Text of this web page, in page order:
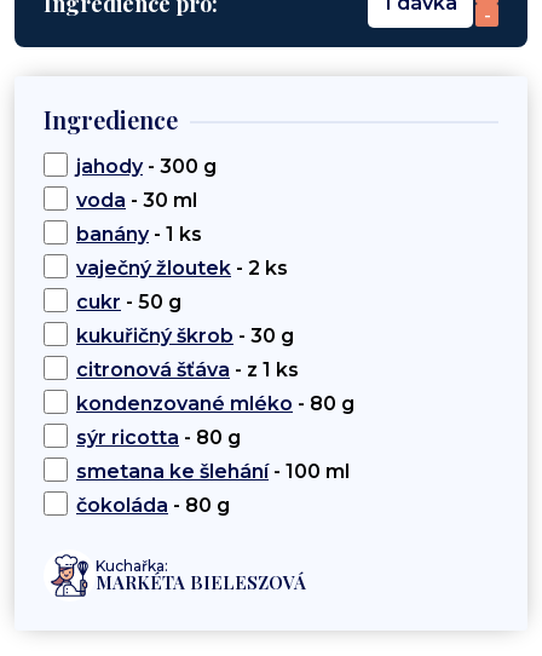
-
Ingredience
jahody- 300 g
voda - 30 ml
banány- 1 ks
vaječný žloutek - 2 ks
cukr - 50 g
kukuřičný škrob - 30 g
citronová šťáva - z 1 ks
kondenzované mléko - 80 g
sýr ricotta - 80 g
smetana ke šlehání- 100 ml
čokoláda - 80 g
Kuchařka:
MARKÉTA BIELESZOVÁ